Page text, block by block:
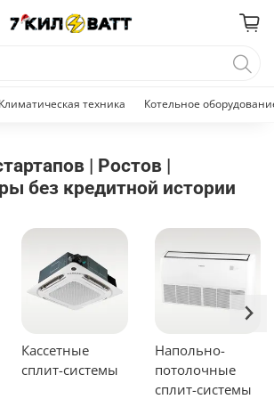
Климатическая техника Котельное
| Ростов |
без кредитной истории
Кассетные
сплит-системы
Напольно-
потолочные
сплит-системы